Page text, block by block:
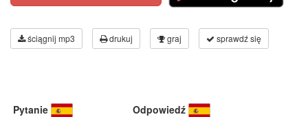
ściągnij mp3 drukuj graj sprawdź się
Pytanie Odpowiedź